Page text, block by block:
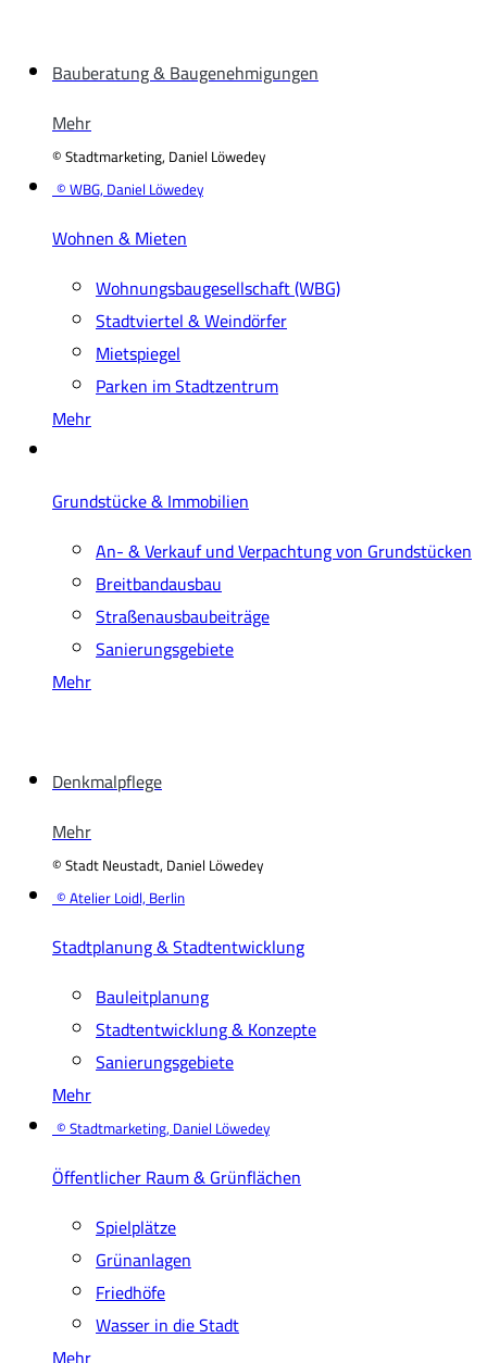
Bauberatung & Baugenehmigungen
Mehr
© Stadtmarketing, Daniel Löwedey
© WBG, Daniel Löwedey
Wohnen & Mieten
Wohnungsbaugesellschaft (WBG)
Stadtviertel & Weindörfer
Mietspiegel
Parken im Stadtzentrum
Mehr
Grundstücke & Immobilien
An- & Verkauf und Verpachtung von Grundstücken
Breitbandausbau
Straßenausbaubeiträge
Sanierungsgebiete
Mehr
Denkmalpflege
Mehr
© Stadt Neustadt, Daniel Löwedey
© Atelier Loidl, Berlin
Stadtplanung & Stadtentwicklung
Bauleitplanung
Stadtentwicklung & Konzepte
Sanierungsgebiete
Mehr
© Stadtmarketing, Daniel Löwedey
Öffentlicher Raum & Grünflächen
Spielplätze
Grünanlagen
Friedhöfe
Wasser in die Stadt